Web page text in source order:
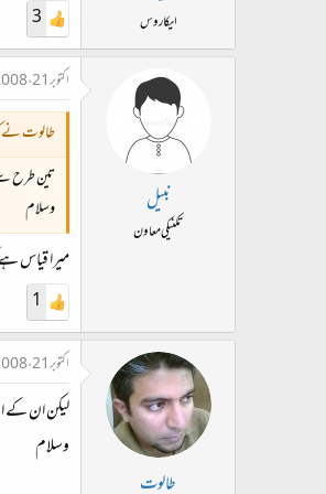
ایکاروس 3
نبیل
تکنیکی معاون
اکتوبر 21، 2008
طالوت نے
تین طرح
وسلام
میرا قیاس
1
طالوت
اکتوبر 21، 2008
لیکن ان کے
وسلام